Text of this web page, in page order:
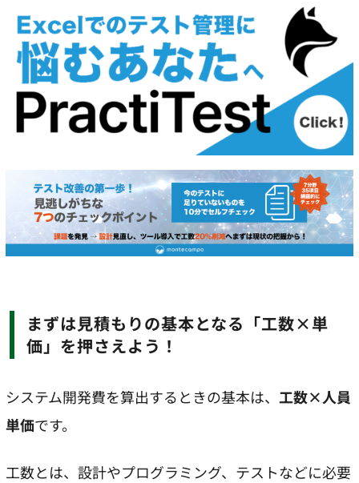
まずは見積もりの基本となる「工数×単
価」を押さえよう！
システム開発費を算出するときの基本は、 工数×人員
単価です。
工数とは、設計やプログラミング、テストなどに必要